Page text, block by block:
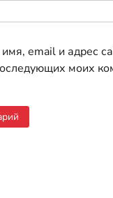
email и адрес
моих